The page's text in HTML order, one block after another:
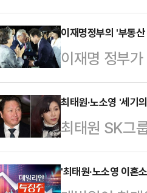
데 우크라이
14일(현지시
이나 경찰은
르기니 차량
리치의 시신
"갈리치가 며
말했고, 작별
이재명정부의 '부동
이재명 정부
민들이 많을
데자뷰가 시
재명 대통령
롱하고 있다.​
동산 대책에
최태원·노소영 '세기
최태원 SK그
법원에서 다
노 관장의 이
'최태원·노소영 이